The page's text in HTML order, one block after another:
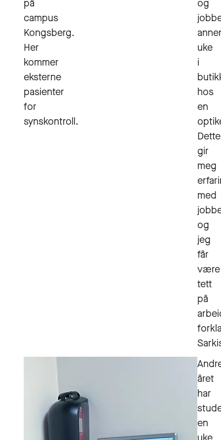
på
campus
Kongsberg.
Her
kommer
eksterne
pasienter
for
synskontroll.
og
uke
i
hos
en
Dette
gir
meg
med
og
jeg
får
være
tett
på
året
har
en